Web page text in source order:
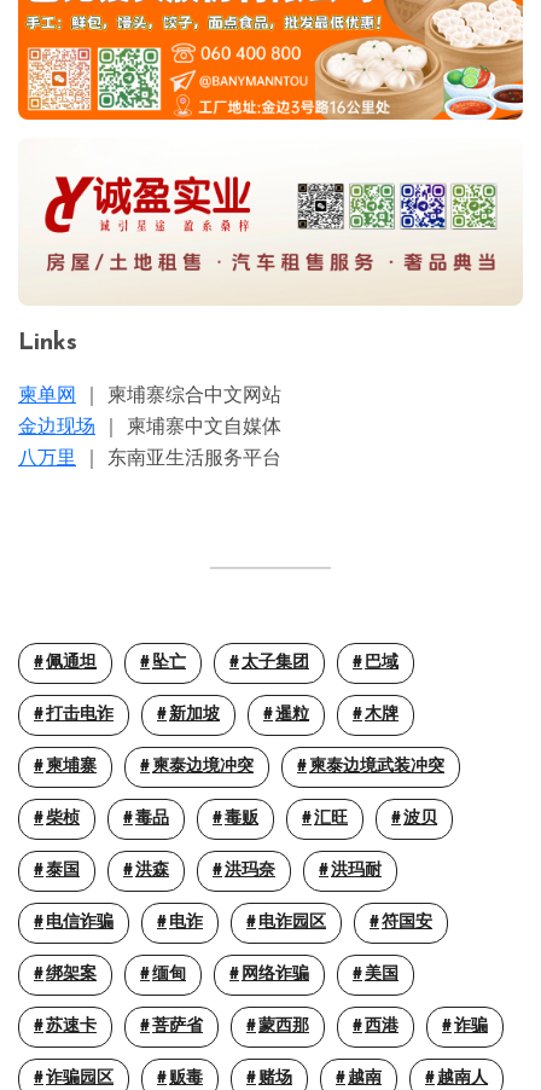
Links
柬单网
｜ 柬埔寨综合中文网站
金边现场 ｜ 柬埔寨中文自媒体
八万里 ｜ 东南亚生活服务平台
佩通坦 坠亡 太子集团 巴域
打击电诈 新加坡 暹粒 木牌
柬埔寨 柬泰边境冲突 柬泰边境武装冲突
柴桢 毒品 毒贩 汇旺 波贝
泰国 洪森 洪玛奈 洪玛耐
电信诈骗 电诈 电诈园区 符国安
绑架案 缅甸 网络诈骗 美国
苏速卡 菩萨省 蒙西那 西港 诈骗
诈骗园区 贩毒 赌场 越南 越南人